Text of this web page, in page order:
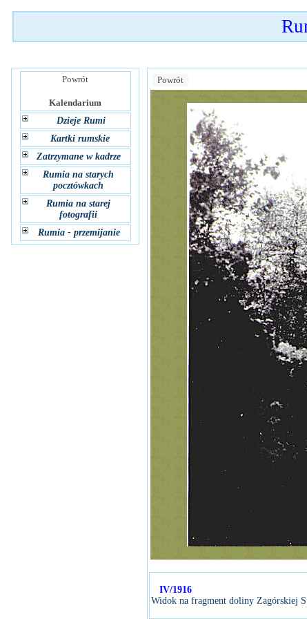
Powrót
Kalendarium
Dzieje Rumi
Kartki rumskie
Zatrzymane w kadrze
Rumia na starych
pocztówkach
Rumia na starej
fotografii
Rumia - przemijanie
Powrót
IV/1916
Widok na fragment doliny Zagórskiej